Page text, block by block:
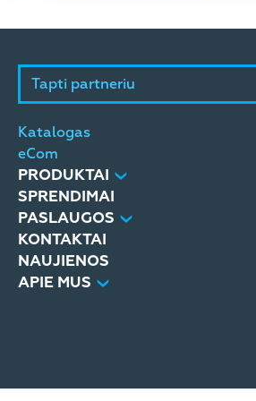
Tapti partneriu
Katalogas
eCom
PRODUKTAI
SPRENDIMAI
PASLAUGOS
KONTAKTAI
NAUJIENOS
APIE MUS